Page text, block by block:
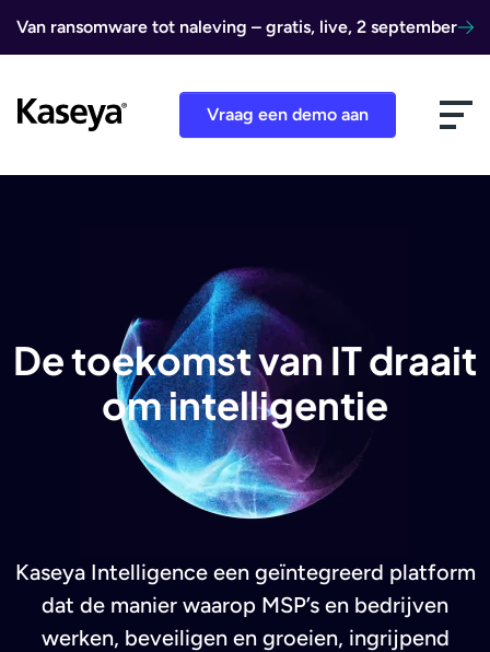
Van ransomware tot naleving – gratis, live, 2 september
Vraag een demo aan
De toekomst van IT draait
om intelligentie
Kaseya Intelligence een geïntegreerd platform
dat de manier waarop MSP’s en bedrijven
werken, beveiligen en groeien, ingrijpend